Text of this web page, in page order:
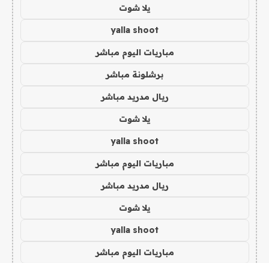
يلا شوت
yalla shoot
مباريات اليوم مباشر
برشلونة مباشر
ريال مدريد مباشر
يلا شوت
yalla shoot
مباريات اليوم مباشر
ريال مدريد مباشر
يلا شوت
yalla shoot
مباريات اليوم مباشر